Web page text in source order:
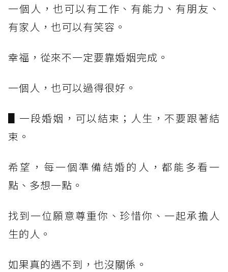
一個人，也可以有工作、有能力、有朋友、
有家人，也可以有笑容。
幸福，從來不一定要靠婚姻完成。
一個人，也可以過得很好。
▋一段婚姻，可以結束；人生，不要跟著結
束。
希望，每一個準備結婚的人，都能多看一
點、多想一點。
找到一位願意尊重你、珍惜你、一起承擔人
生的人。
如果真的遇不到，也沒關係。